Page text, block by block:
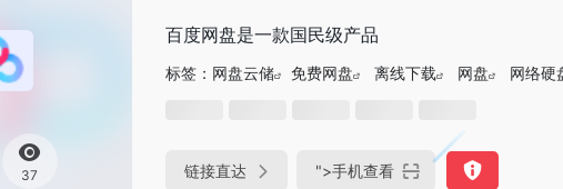
37
百度网盘是一款国民级产品
标签： 网盘云储 免费网盘 离线下载 网盘 网络硬
链接直达 ">手机查看